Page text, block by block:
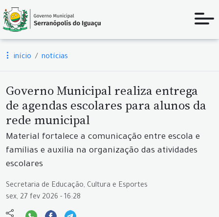
início notícias
Governo Municipal realiza entrega
de agendas escolares para alunos da
rede municipal
Material fortalece a comunicação entre escola e
famílias e auxilia na organização das atividades
escolares
Secretaria de Educação, Cultura e Esportes
sex, 27 fev 2026 - 16:28